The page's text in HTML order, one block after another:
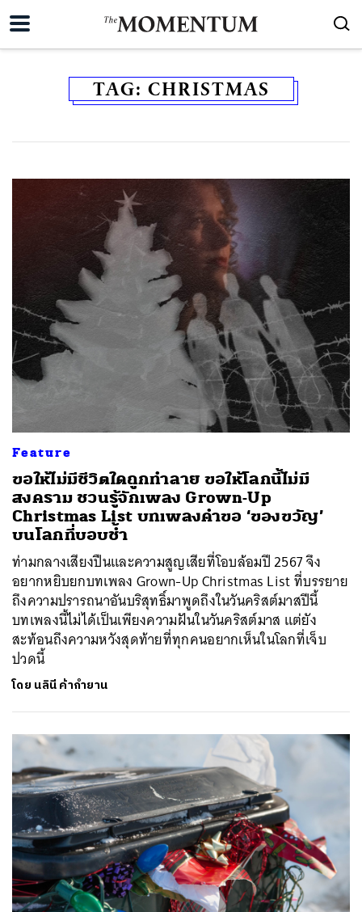
TAG: CHRISTMAS
Feature
ขอให้ไม่มีชีวิตใดถูกทำลาย ขอให้โลกนี้ไม่มี
สงคราม ชวนรู้จักเพลง Grown-Up
Christmas List บทเพลงคำขอ ‘ของขวัญ’
บนโลกที่บอบช้ำ
ท่ามกลางเสียงปืนและความสูญเสียที่โอบล้อมปี 2567 จึง
อยากหยิบยกบทเพลง Grown-Up Christmas List ที่บรรยาย
ถึงความปรารถนาอันบริสุทธิ์มาพูดถึงในวันคริสต์มาสปีนี้
บทเพลงนี้ไม่ได้เป็นเพียงความฝันในวันคริสต์มาส แต่ยัง
สะท้อนถึงความหวังสุดท้ายที่ทุกคนอยากเห็นในโลกที่เจ็บ
ปวดนี้
โดย นลินี ค้ากำยาน